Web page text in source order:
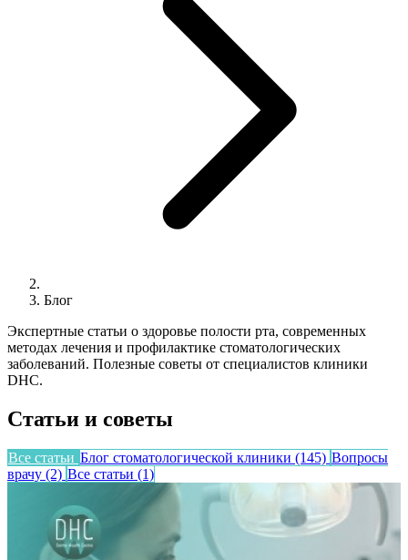
Блог
Экспертные статьи о здоровье полости рта, современных
методах лечения и профилактике стоматологических
заболеваний. Полезные советы от специалистов клиники
DHC.
Статьи и советы
Все статьи Блог стоматологической клиники (145) Вопросы
врачу (2) Все статьи (1)